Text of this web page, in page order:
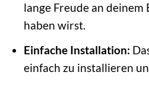
lange Freude an deinem
haben wirst.
Einfache Installation:
einfach zu installieren